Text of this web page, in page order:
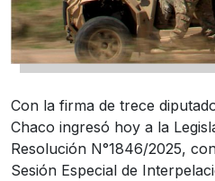
Con la firma de trece
Chaco ingresó hoy a la
Resolución N°1846/2025,
Sesión Especial de